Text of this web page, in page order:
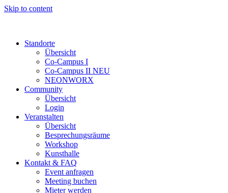
Skip to content
Standorte
Übersicht
Co-Campus I
Co-Campus II NEU
NEONWORX
Community
Übersicht
Login
Veranstalten
Übersicht
Besprechungsräume
Workshop
Kunsthalle
Kontakt & FAQ
Event anfragen
Meeting buchen
Mieter werden